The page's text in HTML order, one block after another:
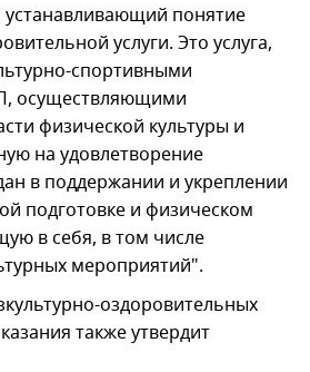
устанавливающий понятие
услуги. Это услуга,
спортивными
осуществляющими
физической культуры и
на удовлетворение
в поддержании и укреплении
подготовке и физическом
в себя, в том числе
мероприятий".
оздоровительных
также утвердит